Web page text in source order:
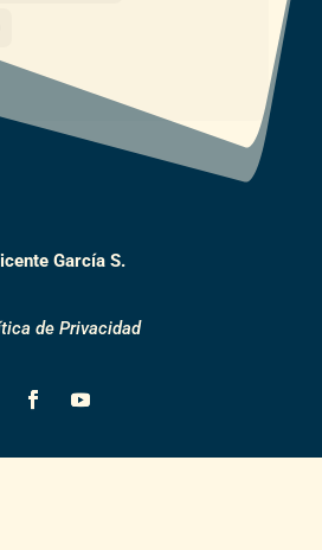
García S.
de Privacidad